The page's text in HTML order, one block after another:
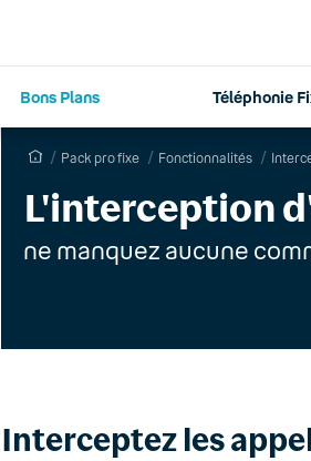
Bons Plans Téléphonie
Pack pro fixe Fonctionnalités
L'interception
ne manquez aucune
Interceptez les